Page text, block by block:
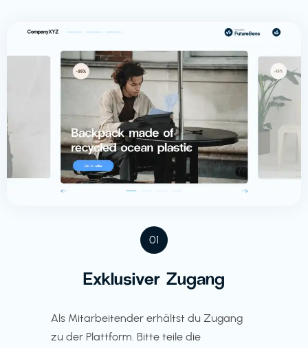
01
Exklusiver Zugang
Als Mitarbeitender erhältst du Zugang
zu der Plattform. Bitte teile die